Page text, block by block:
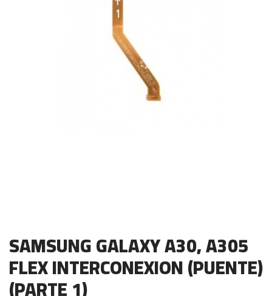
SAMSUNG GALAXY A30, A305
FLEX INTERCONEXION (PUENTE)
(PARTE 1)